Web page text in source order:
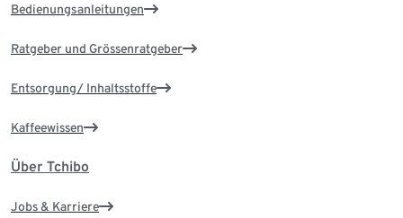
Bedienungsanleitungen
Ratgeber und Grössenratgeber
Entsorgung/ Inhaltsstoffe
Kaffeewissen
Über Tchibo
Jobs & Karriere